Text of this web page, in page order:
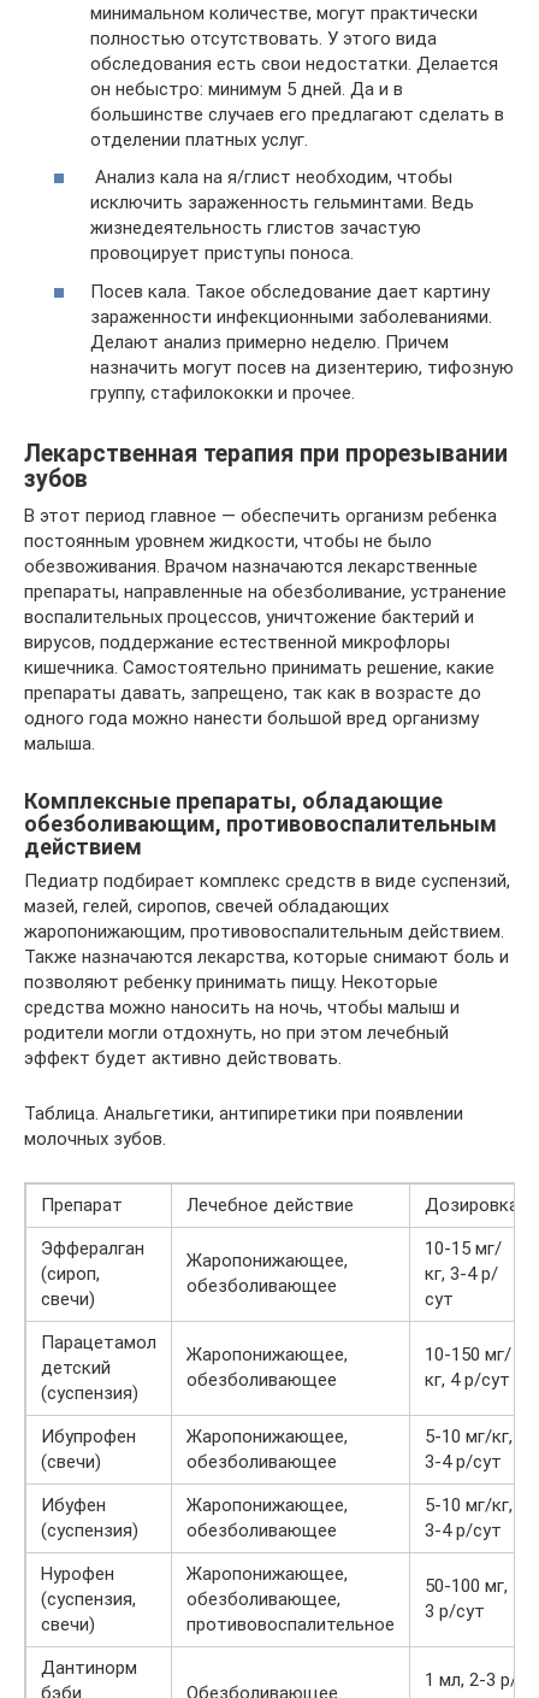
минимальном количестве, могут практически
полностью отсутствовать. У этого вида
обследования есть свои недостатки. Делается
он небыстро: минимум 5 дней. Да и в
большинстве случаев его предлагают сделать в
отделении платных услуг.
Анализ кала на я/глист необходим, чтобы
исключить зараженность гельминтами. Ведь
жизнедеятельность глистов зачастую
провоцирует приступы поноса.
Посев кала. Такое обследование дает картину
зараженности инфекционными заболеваниями.
Делают анализ примерно неделю. Причем
назначить могут посев на дизентерию, тифозную
группу, стафилококки и прочее.
Лекарственная терапия при прорезывании
зубов
В этот период главное — обеспечить организм ребенка
постоянным уровнем жидкости, чтобы не было
обезвоживания. Врачом назначаются лекарственные
препараты, направленные на обезболивание, устранение
воспалительных процессов, уничтожение бактерий и
вирусов, поддержание естественной микрофлоры
кишечника. Самостоятельно принимать решение, какие
препараты давать, запрещено, так как в возрасте до
одного года можно нанести большой вред организму
малыша.
Комплексные препараты, обладающие
обезболивающим, противовоспалительным
действием
Педиатр подбирает комплекс средств в виде суспензий,
мазей, гелей, сиропов, свечей обладающих
жаропонижающим, противовоспалительным действием.
Также назначаются лекарства, которые снимают боль и
позволяют ребенку принимать пищу. Некоторые
средства можно наносить на ночь, чтобы малыш и
родители могли отдохнуть, но при этом лечебный
эффект будет активно действовать.
Таблица. Анальгетики, антипиретики при появлении
молочных зубов.
Препарат Лечебное действие
Дозировка
Эффералган
(сироп,
свечи)
Жаропонижающее,
обезболивающее
10-15 мг/
кг, 3-4 р/
сут
Парацетамол
детский
(суспензия)
Жаропонижающее,
обезболивающее
10-150 мг/
кг, 4 р/сут
Ибупрофен
(свечи)
Жаропонижающее,
обезболивающее
5-10 мг/кг,
3-4 р/сут
Ибуфен
(суспензия)
Жаропонижающее,
обезболивающее
5-10 мг/кг,
3-4 р/сут
Нурофен
(суспензия,
свечи)
Жаропонижающее,
обезболивающее,
противовоспалительное
50-100 мг,
3 р/сут
Дантинорм
бэби
Обезболивающее
1 мл, 2-3 р/